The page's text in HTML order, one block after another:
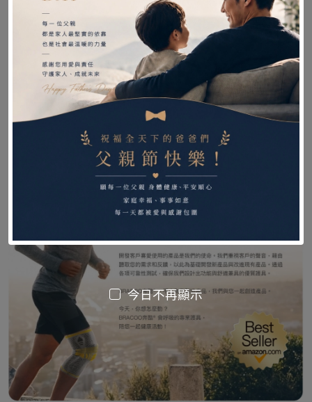
今日不再顯示